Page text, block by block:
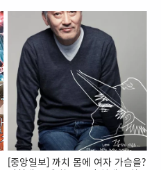
[중앙일보] 까치 몸에 여자 가슴을?